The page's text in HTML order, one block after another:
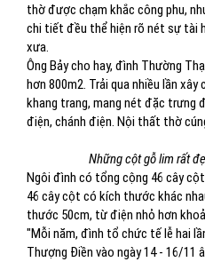
thờ được chạm khắc công phu,
chi tiết đều thể hiện rõ nét sự tài
xưa.
Ông Bảy cho hay, đình Thường
hơn 800m2. Trải qua nhiều lần
khang trang, mang nét đặc trưng
điện, chánh điện. Nội thất thờ
Những cột gỗ lim rất
Ngôi đình có tổng cộng 46 cây
46 cây cột có kích thước khác
thước 50cm, từ điện nhỏ hơn
"Mỗi năm, đình tổ chức tế lễ hai
Thượng Điền vào ngày 14 - 16/11